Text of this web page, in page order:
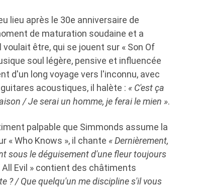
lieu après le 30e anniversaire de
de maturation soudaine et a
être, qui se jouent sur « Son Of
soul légère, pensive et influencée
d'un long voyage vers l'inconnu, avec
acoustiques, il halète : « C'est ça
/ Je serai un homme, je ferai le mien ».
palpable que Simmonds assume la
« Who Knows », il chante « Dernièrement,
sous le déguisement d'une fleur toujours
Evil » contient des châtiments
? / Que quelqu'un me discipline s'il vous